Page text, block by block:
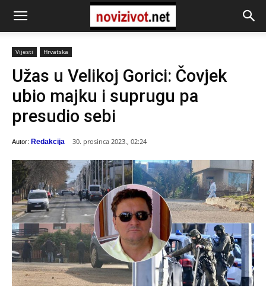
Vijesti Hrvatska
Užas u Velikoj Gorici: Čovjek
ubio majku i suprugu pa
presudio sebi
Autor: Redakcija 30. prosinca 2023., 02:24